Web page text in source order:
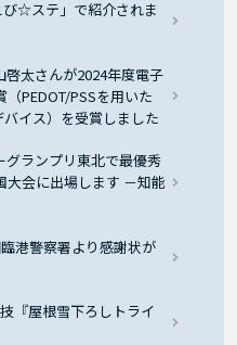
び☆ステ」で紹介されま
太さんが2024年度電子
PEDOT/PSSを用いた
イス）を受賞しました
グランプリ東北で最優秀
会に出場します －知能
港警察署より感謝状が
『屋根雪下ろしトライ